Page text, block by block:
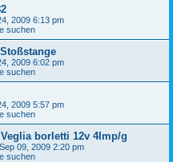
2009 6:13 pm
suchen
2009 6:02 pm
suchen
2009 5:57 pm
suchen
borletti 12v 4Imp/g
09, 2009 2:20 pm
suchen